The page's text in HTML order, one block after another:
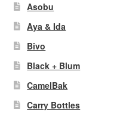
Asobu
Aya & Ida
Bivo
Black + Blum
CamelBak
Carry Bottles